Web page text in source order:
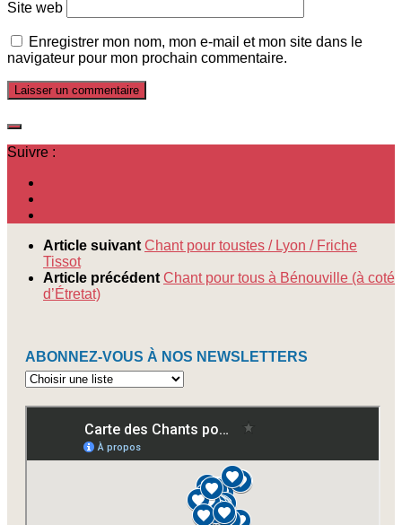
Site web
Enregistrer mon nom, mon e-mail et mon site dans le
navigateur pour mon prochain commentaire.
Suivre :
Article suivant Chant pour toustes / Lyon / Friche
Tissot
Article précédent Chant pour tous à Bénouville (à coté
d’Étretat)
ABONNEZ-VOUS À NOS NEWSLETTERS
Abonnez-
à
newsletters